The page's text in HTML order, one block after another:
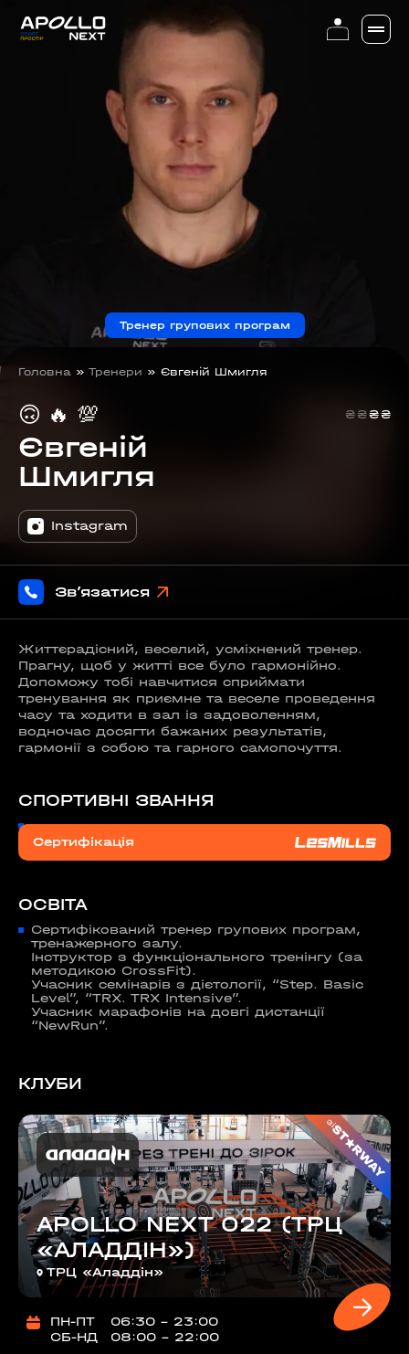
Тренер групових програм
Головна » Тренери » Євгеній Шмигля
🙃 🔥 💯 ₴
₴
₴
₴
Євгеній
Шмигля
Instagram
Зв’язатися
Життєрадісний, веселий, усміхнений тренер.
Прагну, щоб у житті все було гармонійно.
Допоможу тобі навчитися сприймати
тренування як приємне та веселе проведення
часу та ходити в зал із задоволенням,
водночас досягти бажаних результатів,
гармонії з собою та гарного самопочуття.
СПОРТИВНІ ЗВАННЯ
Сертифікація
ОСВІТА
Сертифікований тренер групових програм,
тренажерного залу.
Інструктор з функціонального тренінгу (за
методикою CrossFit).
Учасник семінарів з дієтології, “Step. Basic
Level”, “TRX. TRX Intensive”.
Учасник марафонів на довгі дистанції
“NewRun”.
КЛУБИ
зі
APOLLO NEXT 022 (ТРЦ
«АЛАДДІН»)
ТРЦ «Аладдін»
ПН-ПТ
06:30 - 23:00
СБ-НД
08:00 - 22:00